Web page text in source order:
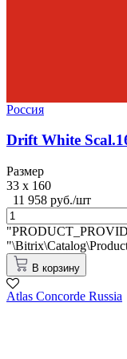
Россия
Drift White
Размер
33 x 160
11 958 руб./шт
В корзину
Atlas Concorde Russia